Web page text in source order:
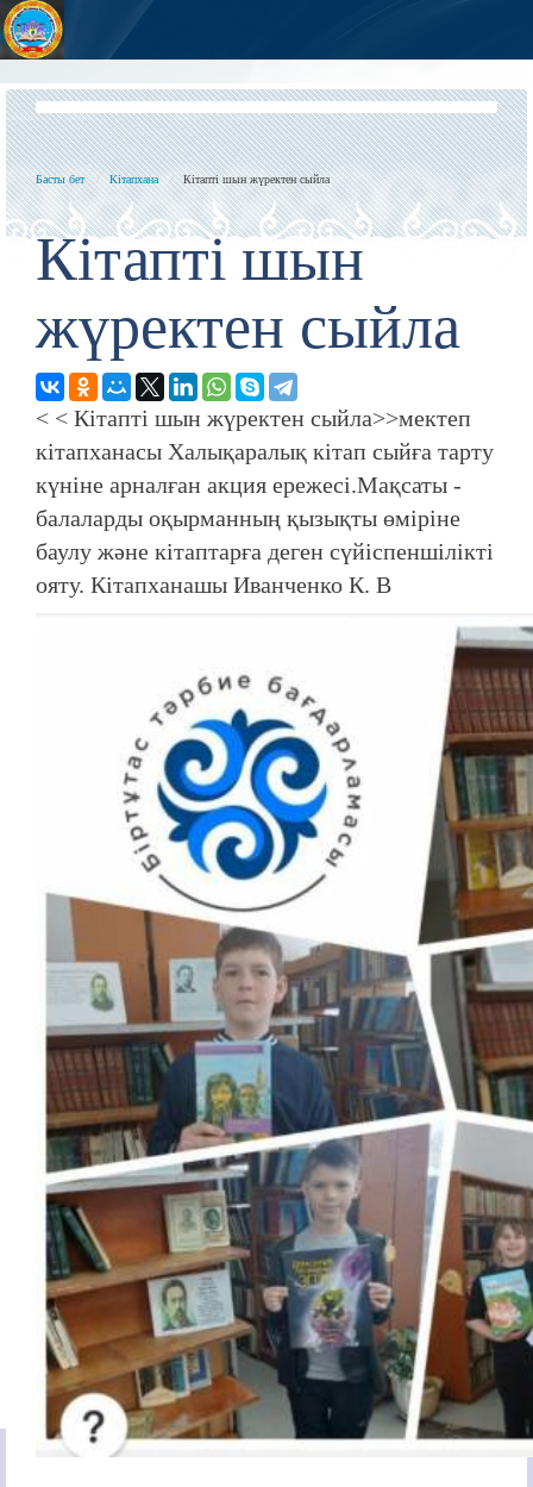
Басты бет Кітапхана Кітапті шын жүректен сыйла
Кітапті шын
жүректен сыйла
< < Кітапті шын жүректен сыйла>>мектеп
кітапханасы Халықаралық кітап сыйға тарту
күніне арналған акция ережесі.Мақсаты -
балаларды оқырманның қызықты өміріне
баулу және кітаптарға деген сүйіспеншілікті
ояту. Кітапханашы Иванченко К. В